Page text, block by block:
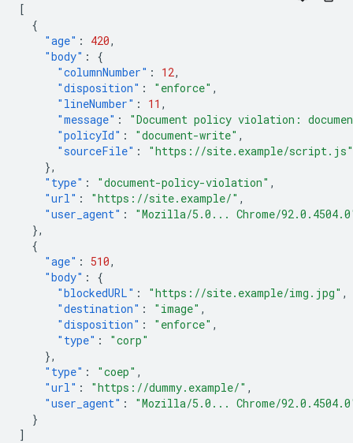
[
{
"age" : 420,
"body" :
{
"columnNumber" : 12,
"disposition" : "enforce" ,
"lineNumber" : 11 ,
"message" :
"Document policy violation:
"policyId" : "document-write" ,
"sourceFile" :
"https://site.example/script.js"
},
"type" : "document-policy-violation" ,
"url" : "https://site.example/" ,
"user_agent" :
"Mozilla/5.0... Chrome/
},
{
"age" : 510,
"body" :
{
"blockedURL" : "https://site.example/img.jpg" ,
"destination" : "image" ,
"disposition" : "enforce" ,
"type" :
"corp"
},
"type" : "coep" ,
"url" : "https://dummy.example/" ,
"user_agent" :
"Mozilla/5.0... Chrome/
}
]